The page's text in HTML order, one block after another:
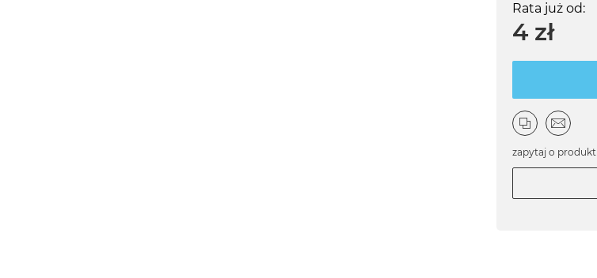
Rata już od:
4 zł
zapytaj o produkt